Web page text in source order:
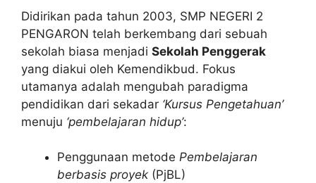
Didirikan pada tahun 2003, SMP NEGERI 2
PENGARON telah berkembang dari sebuah
sekolah biasa menjadi Sekolah Penggerak
yang diakui oleh Kemendikbud. Fokus
utamanya adalah mengubah paradigma
pendidikan dari sekadar ‘Kursus Pengetahuan’
menuju ‘pembelajaran hidup’:
Penggunaan metode Pembelajaran
berbasis proyek (PjBL)